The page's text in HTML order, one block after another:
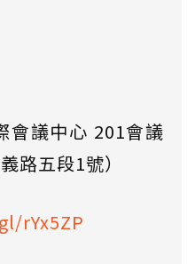
會議中心 201會議
路五段1號）
rYx5ZP